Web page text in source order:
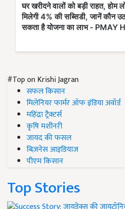
#Top on Krishi Jagran
सफल किसान
मिलेनियर फार्मर ऑफ इंडिया अवॉर्ड
महिंद्रा ट्रैक्टर्स
कृषि मशीनरी
जायद की फसल
बिज़नेस आइडियाज
पीएम किसान
Top Stories